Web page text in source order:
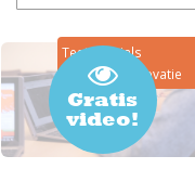
Testimonials
Onderwijsinnovatie
Gratis
video!